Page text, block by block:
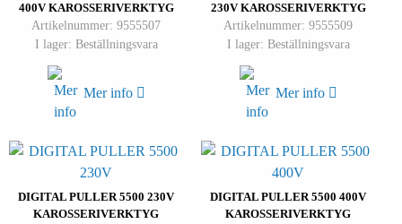
400V KAROSSERIVERKTYG
Artikelnummer: 9555507
I lager: Beställningsvara
Mer info
230V KAROSSERIVERKTYG
Artikelnummer: 9555509
I lager: Beställningsvara
Mer info
DIGITAL PULLER 5500 230V
KAROSSERIVERKTYG
DIGITAL PULLER 5500 400V
KAROSSERIVERKTYG